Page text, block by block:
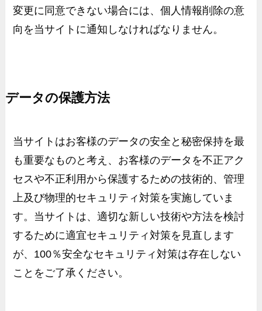
変更に同意できない場合には、個人情報削除の意
向を当サイトに通知しなければなりません。
データの保護方法
当サイトはお客様のデータの安全と秘密保持を最
も重要なものと考え、お客様のデータを不正アク
セスや不正利用から保護するための技術的、管理
上及び物理的セキュリティ対策を実施していま
す。当サイトは、適切な新しい技術や方法を検討
するために適宜セキュリティ対策を見直します
が、 100％安全なセキュリティ対策は存在しない
ことをご了承ください。